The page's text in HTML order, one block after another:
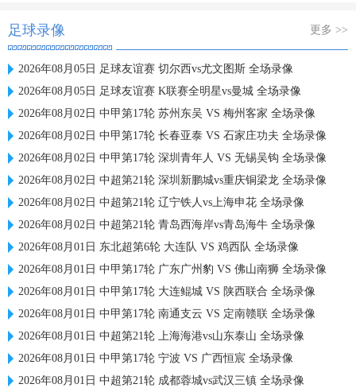
足球录像 更多 >>
2026年08月05日 足球友谊赛 切尔西vs尤文图斯 全场录像
2026年08月05日 足球友谊赛 K联赛全明星vs曼城 全场录像
2026年08月02日 中甲第17轮 苏州东吴 VS 梅州客家 全场录像
2026年08月02日 中甲第17轮 长春亚泰 VS 石家庄功夫 全场录像
2026年08月02日 中甲第17轮 深圳青年人 VS 无锡吴钩 全场录像
2026年08月02日 中超第21轮 深圳新鹏城vs重庆铜梁龙 全场录像
2026年08月02日 中超第21轮 辽宁铁人vs上海申花 全场录像
2026年08月02日 中超第21轮 青岛西海岸vs青岛海牛 全场录像
2026年08月01日 东北超第6轮 大连队 VS 鸡西队 全场录像
2026年08月01日 中甲第17轮 广东广州豹 VS 佛山南狮 全场录像
2026年08月01日 中甲第17轮 大连鲲城 VS 陕西联合 全场录像
2026年08月01日 中甲第17轮 南通支云 VS 定南赣联 全场录像
2026年08月01日 中超第21轮 上海海港vs山东泰山 全场录像
2026年08月01日 中甲第17轮 宁波 VS 广西恒宸 全场录像
2026年08月01日 中超第21轮 成都蓉城vs武汉三镇 全场录像